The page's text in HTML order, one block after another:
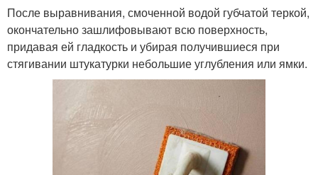
После выравнивания, смоченной водой губчатой теркой,
окончательно зашлифовывают всю поверхность,
придавая ей гладкость и убирая получившиеся при
стягивании штукатурки небольшие углубления или ямки.